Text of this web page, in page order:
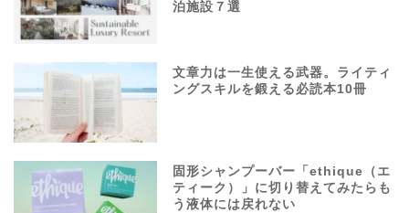
泊施設７選
文章力は一生使える武器。ライティ
ングスキルを鍛える必読本10冊
固形シャンプーバー「ethique（エ
ティーク）」に切り替えてみたらも
う液体には戻れない